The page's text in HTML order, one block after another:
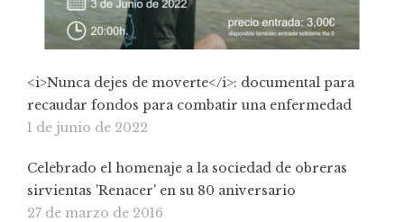
<i>Nunca dejes de moverte</i>: documental para
recaudar fondos para combatir una enfermedad
1 de junio de 2022
Celebrado el homenaje a la sociedad de obreras
sirvientas 'Renacer' en su 80 aniversario
27 de marzo de 2016